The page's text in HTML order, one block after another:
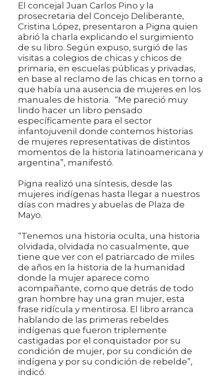
El concejal Juan Carlos Pino y la
prosecretaria del Concejo Deliberante,
Cristina López, presentaron a Pigna quien
abrió la charla explicando el surgimiento
de su libro. Según expuso, surgió de las
visitas a colegios de chicas y chicos de
primaria, en escuelas públicas y privadas,
en base al reclamo de las chicas en torno a
que había una ausencia de mujeres en los
manuales de historia. “Me pareció muy
lindo hacer un libro pensado
específicamente para el sector
infantojuvenil donde contemos historias
de mujeres representativas de distintos
momentos de la historia latinoamericana y
argentina”, manifestó.
Pigna realizó una síntesis, desde las
mujeres indígenas hasta llegar a nuestros
días con madres y abuelas de Plaza de
Mayo.
“Tenemos una historia oculta, una historia
olvidada, olvidada no casualmente, que
tiene que ver con el patriarcado de miles
de años en la historia de la humanidad
donde la mujer aparece como
acompañante, como que detrás de todo
gran hombre hay una gran mujer, esta
frase ridícula y mentirosa. El libro arranca
hablando de las primeras rebeldes
indígenas que fueron triplemente
castigadas por el conquistador por su
condición de mujer, por su condición de
indígena y por su condición de rebelde”,
indicó.